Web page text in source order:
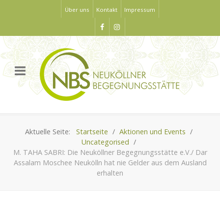
Über uns Kontakt Impressum
Aktuelle Seite: Startseite
Aktionen und Events
Uncategorised
M. TAHA SABRI: Die Neuköllner Begegnungsstätte e.V./ Dar
Assalam Moschee Neukölln hat nie Gelder aus dem Ausland
erhalten